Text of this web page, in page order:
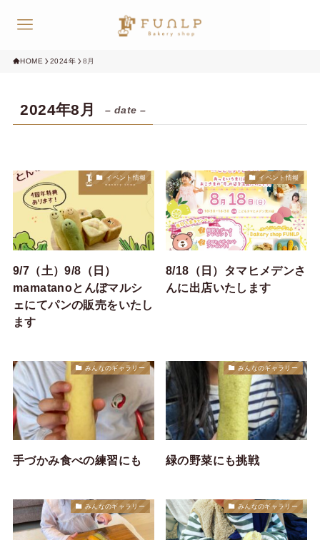
HOME 2024年 8月
2024年8月 – date –
イベント情報
9/7（土）9/8（日）
mamatanoとんぼマルシ
ェにてパンの販売をいたし
ます
イベント情報
8/18（日）タマヒメデンさ
んに出店いたします
みんなのギャラリー
手づかみ食べの練習にも
みんなのギャラリー
緑の野菜にも挑戦
みんなのギャラリー みんなのギャラリー